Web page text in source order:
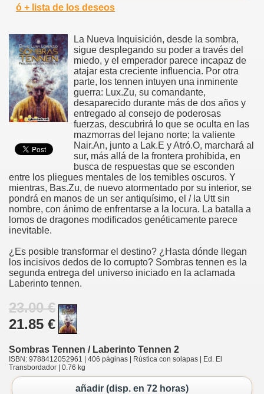
ó + lista de los deseos
La Nueva Inquisición, desde la sombra,
sigue desplegando su poder a través del
miedo, y el emperador parece incapaz de
atajar esta creciente influencia. Por otra
parte, los tennen intuyen una inminente
guerra: Lux.Zu, su comandante,
desaparecido durante más de dos años y
entregado al consejo de poderosas
fuerzas, descubrirá lo que se oculta en las
mazmorras del lejano norte; la valiente
Nair.An, junto a Lak.E y Atró.O, marchará al
sur, más allá de la frontera prohibida, en
busca de respuestas que se esconden
entre los pliegues mentales de los temibles oscuros. Y
mientras, Bas.Zu, de nuevo atormentado por su interior, se
pondrá en manos de un ser antiquísimo, el / la Utt sin
nombre, con ánimo de enfrentarse a la locura. La batalla a
lomos de dragones modificados genéticamente parece
inevitable.
¿Es posible transformar el destino? ¿Hasta dónde llegan
los incisivos dedos de lo corrupto? Sombras tennen es la
segunda entrega del universo iniciado en la aclamada
Laberinto tennen.
23.00 €
21.85 €
Sombras Tennen / Laberinto Tennen 2
ISBN: 9788412052961 | 406 páginas | Rústica con solapas | Ed. El
Transbordador | 0.76 kg
añadir (disp. en 72 horas)